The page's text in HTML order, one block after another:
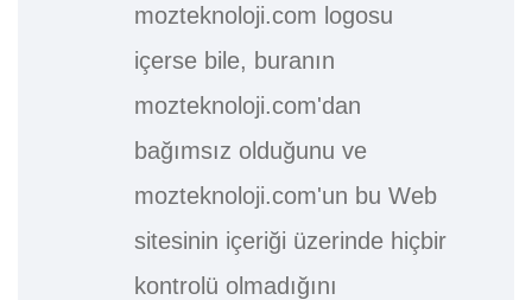
mozteknoloji.com logosu
içerse bile, buranın
mozteknoloji.com'dan
bağımsız olduğunu ve
mozteknoloji.com'un bu Web
sitesinin içeriği üzerinde hiçbir
kontrolü olmadığını